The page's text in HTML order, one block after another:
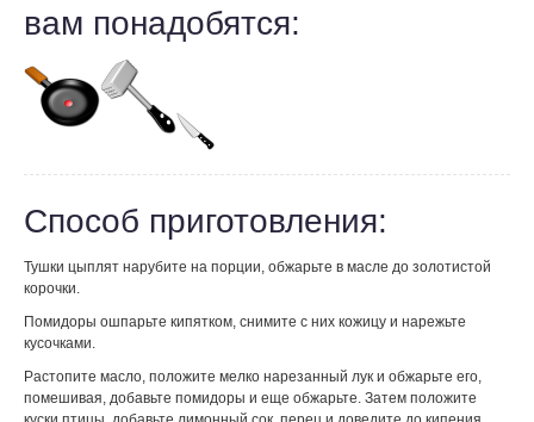
вам понадобятся:
Способ приготовления:
Тушки цыплят нарубите на порции, обжарьте в масле до золотистой
корочки.
Помидоры ошпарьте кипятком, снимите с них кожицу и нарежьте
кусочками.
Растопите масло, положите мелко нарезанный лук и обжарьте его,
помешивая, добавьте помидоры и еще обжарьте. Затем положите